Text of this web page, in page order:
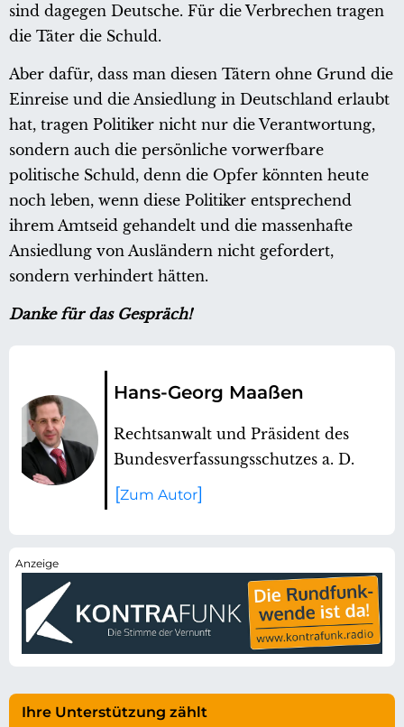
sind dagegen Deutsche. Für die Verbrechen tragen
die Täter die Schuld.
Aber dafür, dass man diesen Tätern ohne Grund die
Einreise und die Ansiedlung in Deutschland erlaubt
hat, tragen Politiker nicht nur die Verantwortung,
sondern auch die persönliche vorwerfbare
politische Schuld, denn die Opfer könnten heute
noch leben, wenn diese Politiker entsprechend
ihrem Amtseid gehandelt und die massenhafte
Ansiedlung von Ausländern nicht gefordert,
sondern verhindert hätten.
Danke für das Gespräch!
Hans-Georg Maaßen
Rechtsanwalt und Präsident des
Bundes­verfassungs­schutzes a. D.
Zum Autor
Ihre Unterstützung zählt